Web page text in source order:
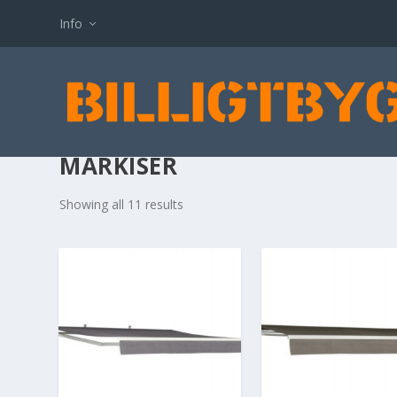
Info
MARKISER
Showing all 11 results